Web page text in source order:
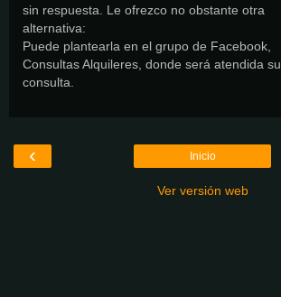
sin respuesta. Le ofrezco no obstante otra
alternativa:
Puede plantearla en el grupo de Facebook,
Consultas Alquileres, donde será atendida su
consulta.
‹ Inicio
Ver versión web